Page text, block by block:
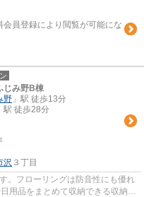
会員登録により閲覧が可能にな
じみ野B棟
野 」駅 徒歩13分
駅 徒歩28分
沢 ３丁目
。フローリングは防音性にも優れ
用品をまとめて収納できる収納棚